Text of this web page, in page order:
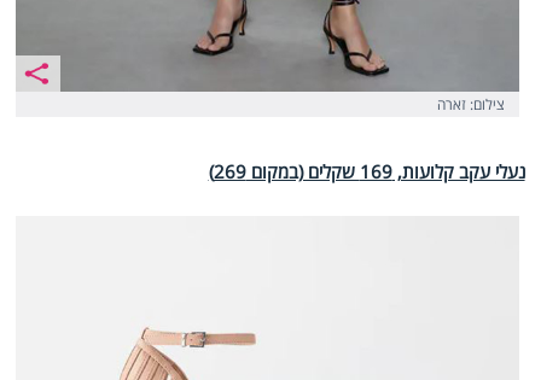
צילום: זארה
נעלי עקב קלועות, 169 שקלים (במקום 269)